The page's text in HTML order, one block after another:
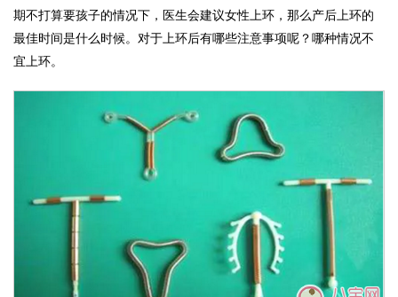
期不打算要孩子的情况下，医生会建议女性上环，那么产后上环的
最佳时间是什么时候。对于上环后有哪些注意事项呢？哪种情况不
宜上环。